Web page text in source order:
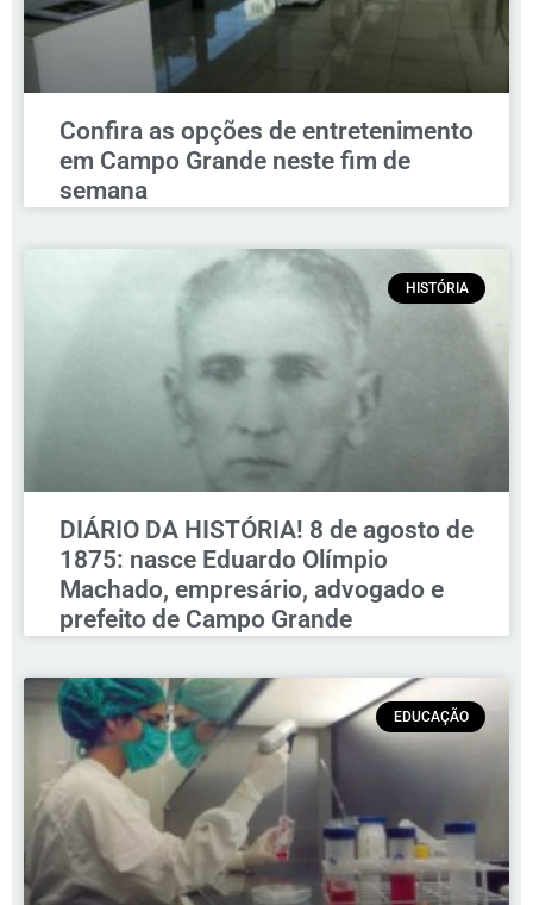
Confira as opções de entretenimento
em Campo Grande neste fim de
semana
HISTÓRIA
DIÁRIO DA HISTÓRIA! 8 de agosto de
1875: nasce Eduardo Olímpio
Machado, empresário, advogado e
prefeito de Campo Grande
EDUCAÇÃO